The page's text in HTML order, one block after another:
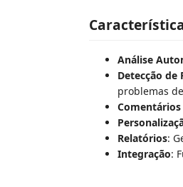
Análise
Detecção de
problemas
Relatórios:
Integração: